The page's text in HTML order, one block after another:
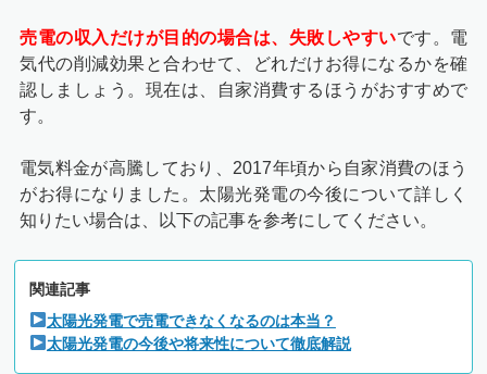
売電の収入だけが目的の場合は、失敗しやすいです。電
気代の削減効果と合わせて、どれだけお得になるかを確
認しましょう。現在は、自家消費するほうがおすすめで
す。
電気料金が高騰しており、2017年頃から自家消費のほう
がお得になりました。太陽光発電の今後について詳しく
知りたい場合は、以下の記事を参考にしてください。
関連記事
太陽光発電で売電できなくなるのは本当？
太陽光発電の今後や将来性について徹底解説